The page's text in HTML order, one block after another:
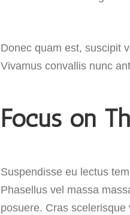
Donec quam est, suscipit
Vivamus convallis nunc
Focus on
Suspendisse eu lectus
Phasellus vel massa
posuere. Cras